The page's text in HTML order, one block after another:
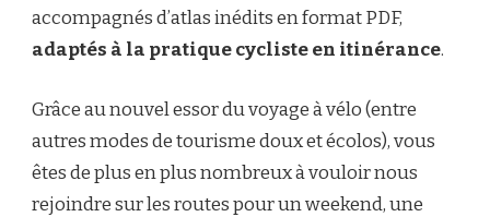
accompagnés d’atlas inédits en format PDF,
adaptés à la pratique cycliste en itinérance.
Grâce au nouvel essor du voyage à vélo (entre
autres modes de tourisme doux et écolos), vous
êtes de plus en plus nombreux à vouloir nous
rejoindre sur les routes pour un weekend, une